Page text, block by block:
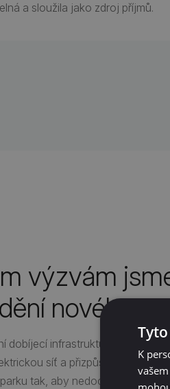
a sloužila jako zdroj příjmů.
výzvám
nového
dobíjecí infrastruktury bylo
síť a přizpůsobit jejich
tak, aby nedocházelo k
K